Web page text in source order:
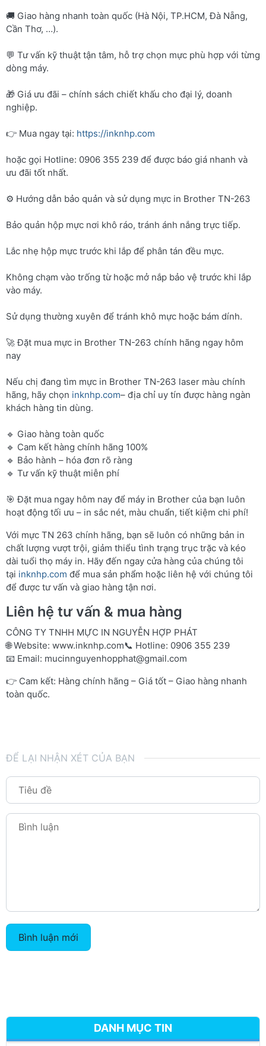
🚚 Giao hàng nhanh toàn quốc (Hà Nội, TP.HCM, Đà Nẵng,
Cần Thơ, …).
💬 Tư vấn kỹ thuật tận tâm, hỗ trợ chọn mực phù hợp với từng
dòng máy.
🎁 Giá ưu đãi – chính sách chiết khấu cho đại lý, doanh
nghiệp.
👉 Mua ngay tại: https://inknhp.com
hoặc gọi Hotline: 0906 355 239 để được báo giá nhanh và
ưu đãi tốt nhất.
⚙️ Hướng dẫn bảo quản và sử dụng mực in Brother TN-263
Bảo quản hộp mực nơi khô ráo, tránh ánh nắng trực tiếp.
Lắc nhẹ hộp mực trước khi lắp để phân tán đều mực.
Không chạm vào trống từ hoặc mở nắp bảo vệ trước khi lắp
vào máy.
Sử dụng thường xuyên để tránh khô mực hoặc bám dính.
🚀 Đặt mua mực in Brother TN-263 chính hãng ngay hôm
nay
Nếu chị đang tìm mực in Brother TN-263 laser màu chính
hãng, hãy chọn inknhp.com– địa chỉ uy tín được hàng ngàn
khách hàng tin dùng.
🔹 Giao hàng toàn quốc
🔹 Cam kết hàng chính hãng 100%
🔹 Bảo hành – hóa đơn rõ ràng
🔹 Tư vấn kỹ thuật miễn phí
🎯 Đặt mua ngay hôm nay để máy in Brother của bạn luôn
hoạt động tối ưu – in sắc nét, màu chuẩn, tiết kiệm chi phí!
Với mực TN 263 chính hãng, bạn sẽ luôn có những bản in
chất lượng vượt trội, giảm thiểu tình trạng trục trặc và kéo
dài tuổi thọ máy in. Hãy đến ngay cửa hàng của chúng tôi
tại inknhp.com để mua sản phẩm hoặc liên hệ với chúng tôi
để được tư vấn và giao hàng tận nơi.
Liên hệ tư vấn & mua hàng
CÔNG TY TNHH MỰC IN NGUYỄN HỢP PHÁT
🌐 Website: www.inknhp.com📞 Hotline: 0906 355 239
📧 Email: mucinnguyenhopphat@gmail.com
👉 Cam kết: Hàng chính hãng – Giá tốt – Giao hàng nhanh
toàn quốc.
ĐỂ LẠI NHẬN XÉT CỦA BẠN
Bình luận mới
DANH MỤC TIN